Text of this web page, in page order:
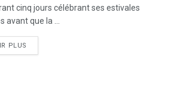
cinq jours célébrant ses estivales
avant que la ...
PLUS